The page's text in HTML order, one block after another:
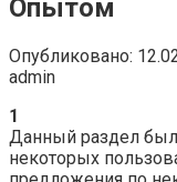
Опытом
Опубликовано:
admin
1
Данный раздел
некоторых